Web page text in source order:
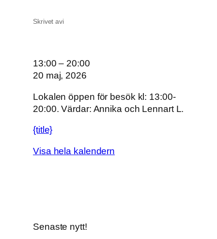
Skrivet avi
O
n
d
a
s
ö
o
13:00 – 20:00
20 maj, 2026
Lokalen öppen för besök kl: 13:00-
20:00. Värdar: Annika och Lennart L.
{title}
Visa hela kalendern
Senaste nytt!